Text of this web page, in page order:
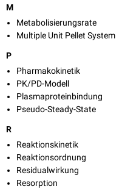
M
Metabolisierungsrate
Multiple Unit Pellet System
P
Pharmakokinetik
PK/PD-Modell
Plasmaproteinbindung
Pseudo-Steady-State
R
Reaktionskinetik
Reaktionsordnung
Residualwirkung
Resorption